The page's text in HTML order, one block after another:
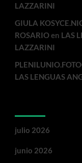
LAZZARINI
GIULA
ROSARIOen LAS
LAZZARINI
LAS LENGUAS
julio 2026
junio 2026